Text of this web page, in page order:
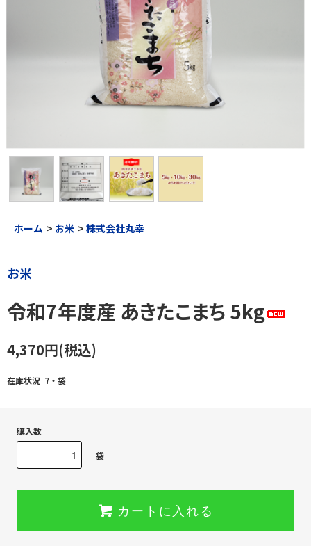
ホーム > お米 > 株式会社丸幸
お米
令和7年度産 あきたこまち 5kg
4,370円(税込)
在庫状況 7・袋
購入数
袋
カートに入れる